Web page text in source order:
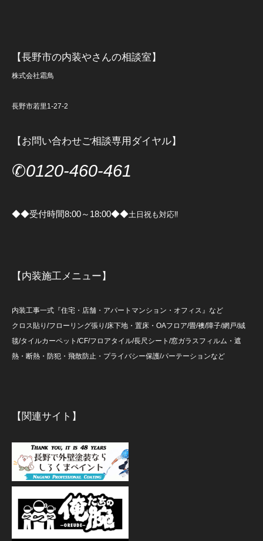
【長野市の内装やさんの相談室】
株式会社霜鳥
長野市若里1-27-2
【お問い合わせご相談専用ダイヤル】
✆0120-460-461
◆◆受付時間8:00～18:00◆◆土日祝も対応‼
【内装施工メニュー】
内装工事一式『住宅・店舗・アパートマンション・オフィス』など
クロス貼り/フローリング張り/床下地・置床・OAフロア/畳/襖/障子/網戸/絨
毯/タイルカーペット/CF/フロアタイル/長尺シート/窓ガラスフィルム・遮
熱・断熱・防犯・飛散防止・プライバシー保護/パーテーションなど
【関連サイト】